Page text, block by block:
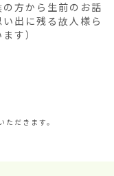
方から生前のお話
出に残る故人様ら
す）
だきます。